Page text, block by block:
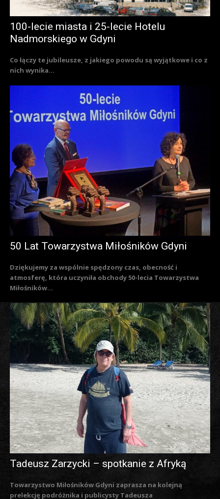
100-lecie miasta i 25-lecie Hotelu
Nadmorskiego w Gdyni
Co łączy te jubileusze, z jakiego powodu są wyjątkowe i co z
nich wynika...
50 Lat Towarzystwa Miłośników Gdyni
Dziękujemy za wspólnie spędzony czas, obecność i
atmosferę, która uczyniła obchody 50-lecia Towarzystwa
Miłośników...
Tadeusz Zarzycki – spotkanie z Afryką
Towarzystwo Miłośników Gdyni zaprasza na kolejną
prelekcję podróżnika i publicysty Tadeusza